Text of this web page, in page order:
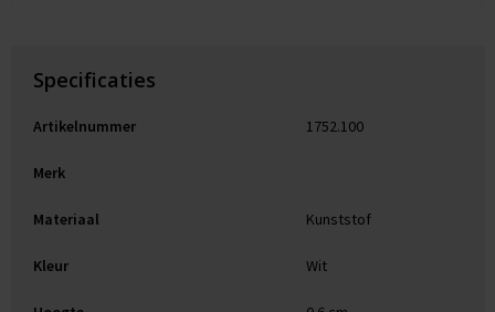
Specificaties
Artikelnummer 1752.100
Merk
Materiaal Kunststof
Kleur Wit